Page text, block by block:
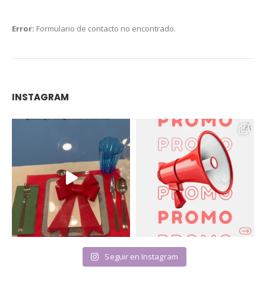
Error: Formulario de contacto no encontrado.
INSTAGRAM
Seguir en Instagram